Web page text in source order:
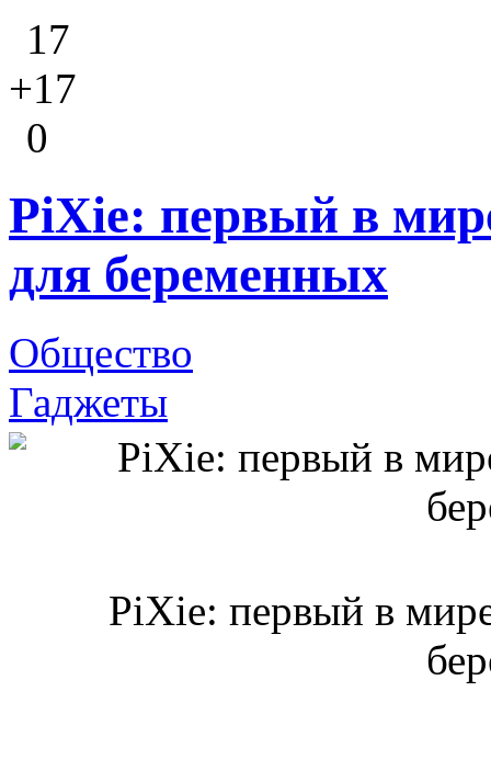
17
+17
0
PiXie: первый в
для беременных
Общество
Гаджеты
PiXie: первый в